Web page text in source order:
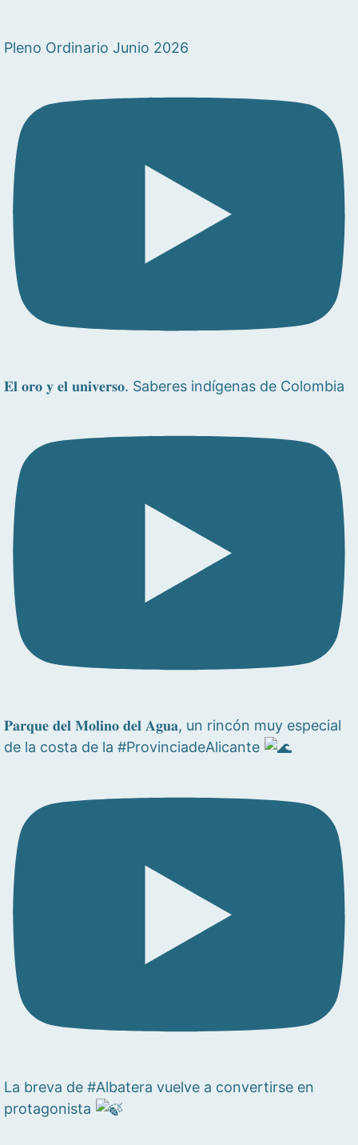
Pleno Ordinario Junio 2026
𝐄𝐥 𝐨𝐫𝐨 𝐲 𝐞𝐥 𝐮𝐧𝐢𝐯𝐞𝐫𝐬𝐨. Saberes indígenas de Colombia
𝐏𝐚𝐫𝐪𝐮𝐞 𝐝𝐞𝐥 𝐌𝐨𝐥𝐢𝐧𝐨 𝐝𝐞𝐥 𝐀𝐠𝐮𝐚, un rincón muy especial
de la costa de la #ProvinciadeAlicante
La breva de #Albatera vuelve a convertirse en
protagonista